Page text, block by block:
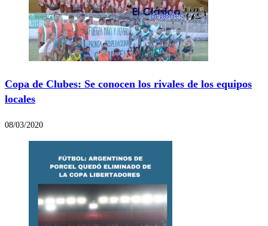
Copa de Clubes: Se conocen los rivales de los equipos
locales
08/03/2020